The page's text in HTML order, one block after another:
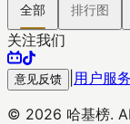
全部 排行图
关注我们
意见反馈 用户服
© 2026 哈基榜.